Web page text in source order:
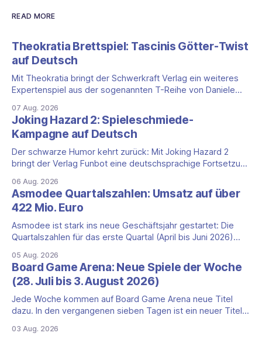
READ MORE
Theokratia Brettspiel: Tascinis Götter-Twist
auf Deutsch
Mit Theokratia bringt der Schwerkraft Verlag ein weiteres
Expertenspiel aus der sogenannten T-Reihe von Daniele
Tekhenu und Tzolk'in gehören. Der Aufhänger ist ein
ungewöhnlicher Perspektivwechsel: Sie steuern nicht die
eigene Zivilisation, sondern eine hochentwickelte
außerirdische Gottheit, die vier
07 Aug. 2026
Joking Hazard 2: Spieleschmiede-
Kampagne auf Deutsch
Der schwarze Humor kehrt zurück: Mit Joking Hazard 2
bringt der Verlag Funbot eine deutschsprachige Fortsetzung
Happiness (Explosm) auf die Spieleschmiede. Wir ordnen
ein, was die Kampagne unter dem Motto „Die fiesen
Comics sind zurück!" bietet und wo sie schweigt.
06 Aug. 2026
Asmodee Quartalszahlen: Umsatz auf über
422 Mio. Euro
Asmodee ist stark ins neue Geschäftsjahr gestartet: Die
Quartalszahlen für das erste Quartal (April bis Juni 2026)
Prozent auf 422,1 Millionen Euro. Getragen wird das
Wachstum weiter von den Sammelkartenspielen, doch
erstmals seit Monaten zeigt auch das klassische
Brettspielgeschäft wieder
05 Aug. 2026
Board Game Arena: Neue Spiele der Woche
(28. Juli bis 3. August 2026)
Jede Woche kommen auf Board Game Arena neue Titel
dazu. In den vergangenen sieben Tagen ist ein neuer Titel
bekanntesten kooperativen Zombiespiele. Wir stellen dir
03 Aug. 2026